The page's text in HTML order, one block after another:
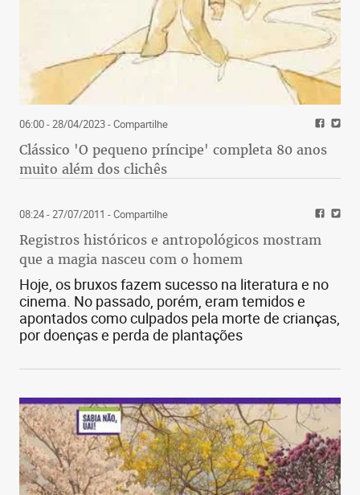
06:00 - 28/04/2023- Compartilhe
Clássico 'O pequeno príncipe' completa 80 anos
muito além dos clichês
08:24 - 27/07/2011 - Compartilhe
Registros históricos e antropológicos mostram
que a magia nasceu com o homem
Hoje, os bruxos fazem sucesso na literatura e no
cinema. No passado, porém, eram temidos e
apontados como culpados pela morte de crianças,
por doenças e perda de plantações